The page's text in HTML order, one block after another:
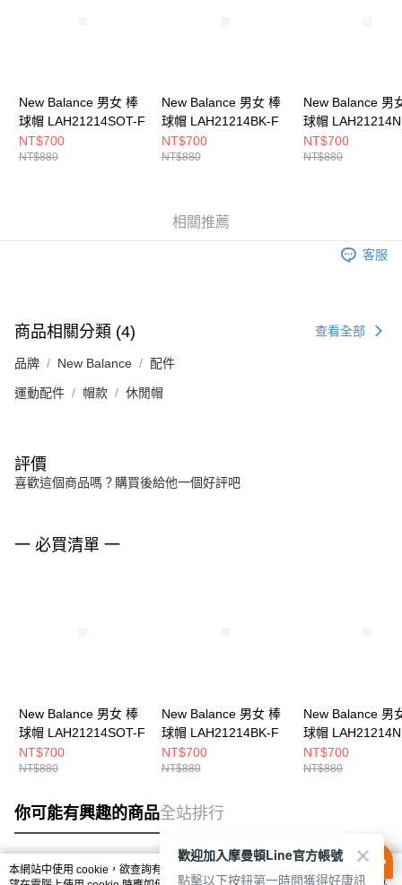
New Balance 男女 棒
球帽 LAH21214SOT-F
NT$700
NT$880
New Balance 男女 棒
球帽 LAH21214BK-F
NT$700
NT$880
New Balance 男
球帽
NT$700
NT$880
相關推薦
客服
商品相關分類 (4) 查看全部
品牌 New Balance 配件
運動配件 帽款 休閒帽
評價
喜歡這個商品嗎？購買後給他一個好評吧
一 必買清單 一
New Balance 男女 棒
球帽 LAH21214SOT-F
NT$700
NT$880
New Balance 男女 棒
球帽 LAH21214BK-F
NT$700
NT$880
New Balance 男
球帽
NT$700
NT$880
你可能有興趣的商品全站排行
本網站中使用 cookie，欲查詢有關本網站使用 cookie 方式之詳情，及若您不希
歡迎加入摩曼頓Line官方帳號
點擊以下按鈕第一時間獲得好康訊